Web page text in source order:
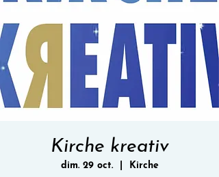
Kirche kreativ
dim. 29 oct.
  |
Kirche